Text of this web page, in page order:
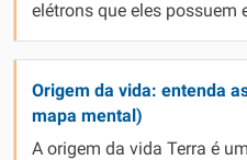
elétrons que eles possuem
Origem da vida: entenda
mapa mental)
A origem da vida Terra é